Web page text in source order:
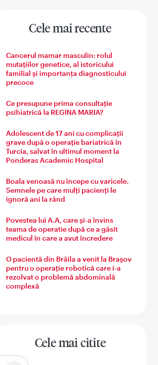
Cele mai recente
Cancerul mamar masculin: rolul
mutațiilor genetice, al istoricului
familial și importanța diagnosticului
precoce
Ce presupune prima consultație
psihiatrică la REGINA MARIA?
Adolescent de 17 ani cu complicații
grave după o operație bariatrică în
Turcia, salvat în ultimul moment la
Ponderas Academic Hospital
Boala venoasă nu începe cu varicele.
Semnele pe care mulți pacienți le
ignoră ani la rând
Povestea lui A.A, care și-a învins
teama de operatie după ce a găsit
medicul în care a avut încredere
O pacientă din Brăila a venit la Brașov
pentru o operație robotică care i-a
rezolvat o problemă abdominală
complexă
Cele mai citite